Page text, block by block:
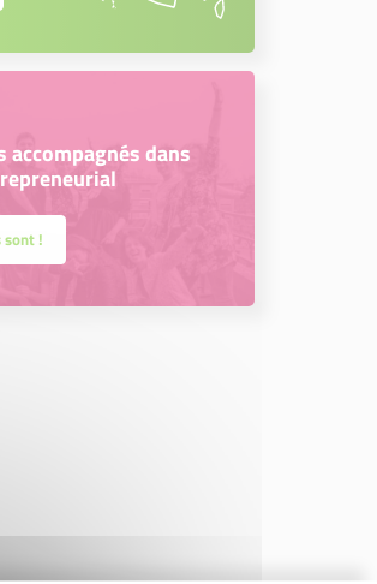
accompagnés dans
sont !